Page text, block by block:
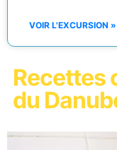
VOIR L'EXCURSION »
Recettes
du